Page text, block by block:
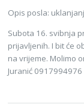
Opis posla:
Subota 16. svibnja
prijavljenih. I bit će
na vrijeme. Molimo
Juranić 0917994976